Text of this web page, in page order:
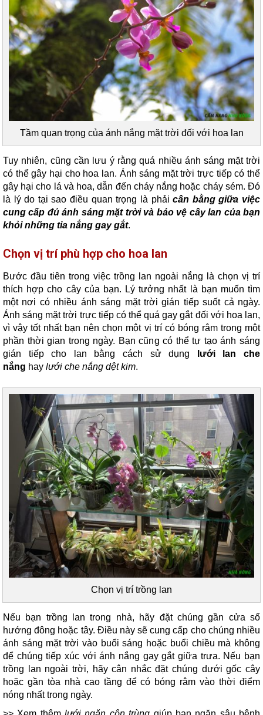
Tầm quan trọng của ánh nắng mặt trời đối với hoa lan
Tuy nhiên, cũng cần lưu ý rằng quá nhiều ánh sáng mặt trời
có thể gây hại cho hoa lan. Ánh sáng mặt trời trực tiếp có thể
gây hại cho lá và hoa, dẫn đến cháy nắng hoặc cháy sém. Đó
là lý do tại sao điều quan trọng là phảicân bằng giữa việc
cung cấp đủ ánh sáng mặt trời và bảo vệ cây lan của bạn
khỏi những tia nắng gay gắt.
Chọn vị trí phù hợp cho hoa lan
Bước đầu tiên trong việc trồng lan ngoài nắng là chọn vị trí
thích hợp cho cây của bạn. Lý tưởng nhất là bạn muốn tìm
một nơi có nhiều ánh sáng mặt trời gián tiếp suốt cả ngày.
Ánh sáng mặt trời trực tiếp có thể quá gay gắt đối với hoa lan,
vì vậy tốt nhất bạn nên chọn một vị trí có bóng râm trong một
phần thời gian trong ngày. Bạn cũng có thể tự tạo ánh sáng
gián tiếp cho lan bằng cách sử dụng
lưới lan che
nắng hay lưới che nắng dệt kim.
Chọn vị trí trồng lan
Nếu bạn trồng lan trong nhà, hãy đặt chúng gần cửa sổ
hướng đông hoặc tây. Điều này sẽ cung cấp cho chúng nhiều
ánh sáng mặt trời vào buổi sáng hoặc buổi chiều mà không
để chúng tiếp xúc với ánh nắng gay gắt giữa trưa. Nếu bạn
trồng lan ngoài trời, hãy cân nhắc đặt chúng dưới gốc cây
hoặc gần tòa nhà cao tầng để có bóng râm vào thời điểm
nóng nhất trong ngày.